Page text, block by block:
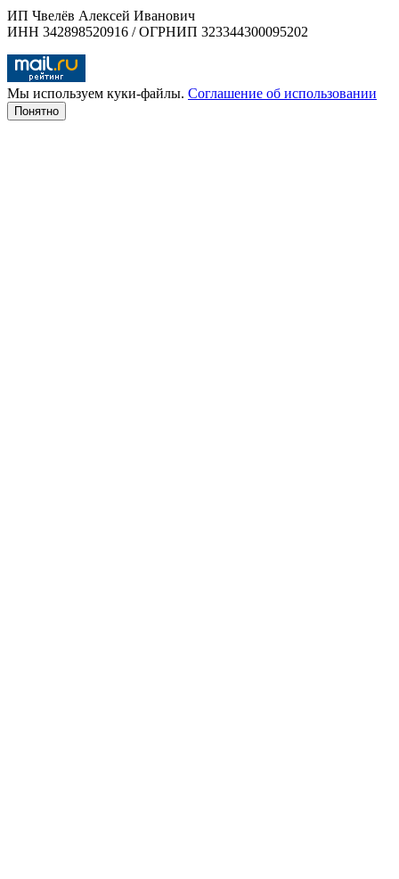
ИП Чвелёв Алексей Иванович
ИНН 342898520916 / ОГРНИП 323344300095202
Мы используем куки-файлы. Соглашение об использовании
Понятно